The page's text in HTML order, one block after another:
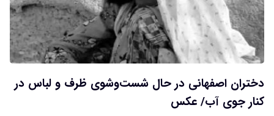
دختران اصفهانی در حال شست‌و‌شوی ظرف و لباس در
کنار جوی آب/ عکس